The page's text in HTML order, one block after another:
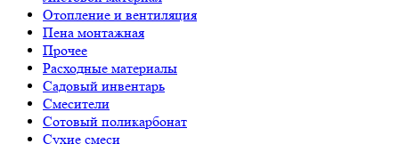
Отопление и вентиляция
Пена монтажная
Прочее
Расходные материалы
Садовый инвентарь
Смесители
Сотовый поликарбонат
Сухие смеси